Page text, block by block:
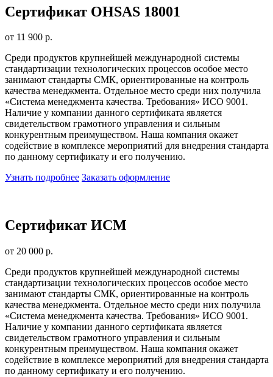
Сертификат OHSAS 18001
от 11 900 р.
Среди продуктов крупнейшей международной системы
стандартизации технологических процессов особое место
занимают стандарты СМК, ориентированные на контроль
качества менеджмента. Отдельное место среди них получила
«Система менеджмента качества. Требования» ИСО 9001.
Наличие у компании данного сертификата является
свидетельством грамотного управления и сильным
конкурентным преимуществом. Наша компания окажет
содействие в комплексе мероприятий для внедрения стандарта
по данному сертификату и его получению.
Узнать подробнее Заказать оформление
Сертификат ИСМ
от 20 000 р.
Среди продуктов крупнейшей международной системы
стандартизации технологических процессов особое место
занимают стандарты СМК, ориентированные на контроль
качества менеджмента. Отдельное место среди них получила
«Система менеджмента качества. Требования» ИСО 9001.
Наличие у компании данного сертификата является
свидетельством грамотного управления и сильным
конкурентным преимуществом. Наша компания окажет
содействие в комплексе мероприятий для внедрения стандарта
по данному сертификату и его получению.